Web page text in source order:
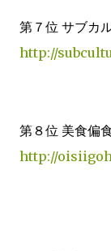
第７位 サブカ
http://
第８位 美食偏
http://